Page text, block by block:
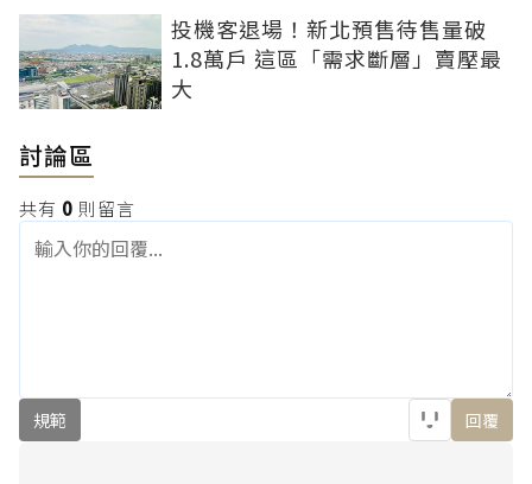
投機客退場！新北預售待售量破
1.8萬戶 這區「需求斷層」賣壓最
大
討論區
共有 0 則留言
規範 回覆